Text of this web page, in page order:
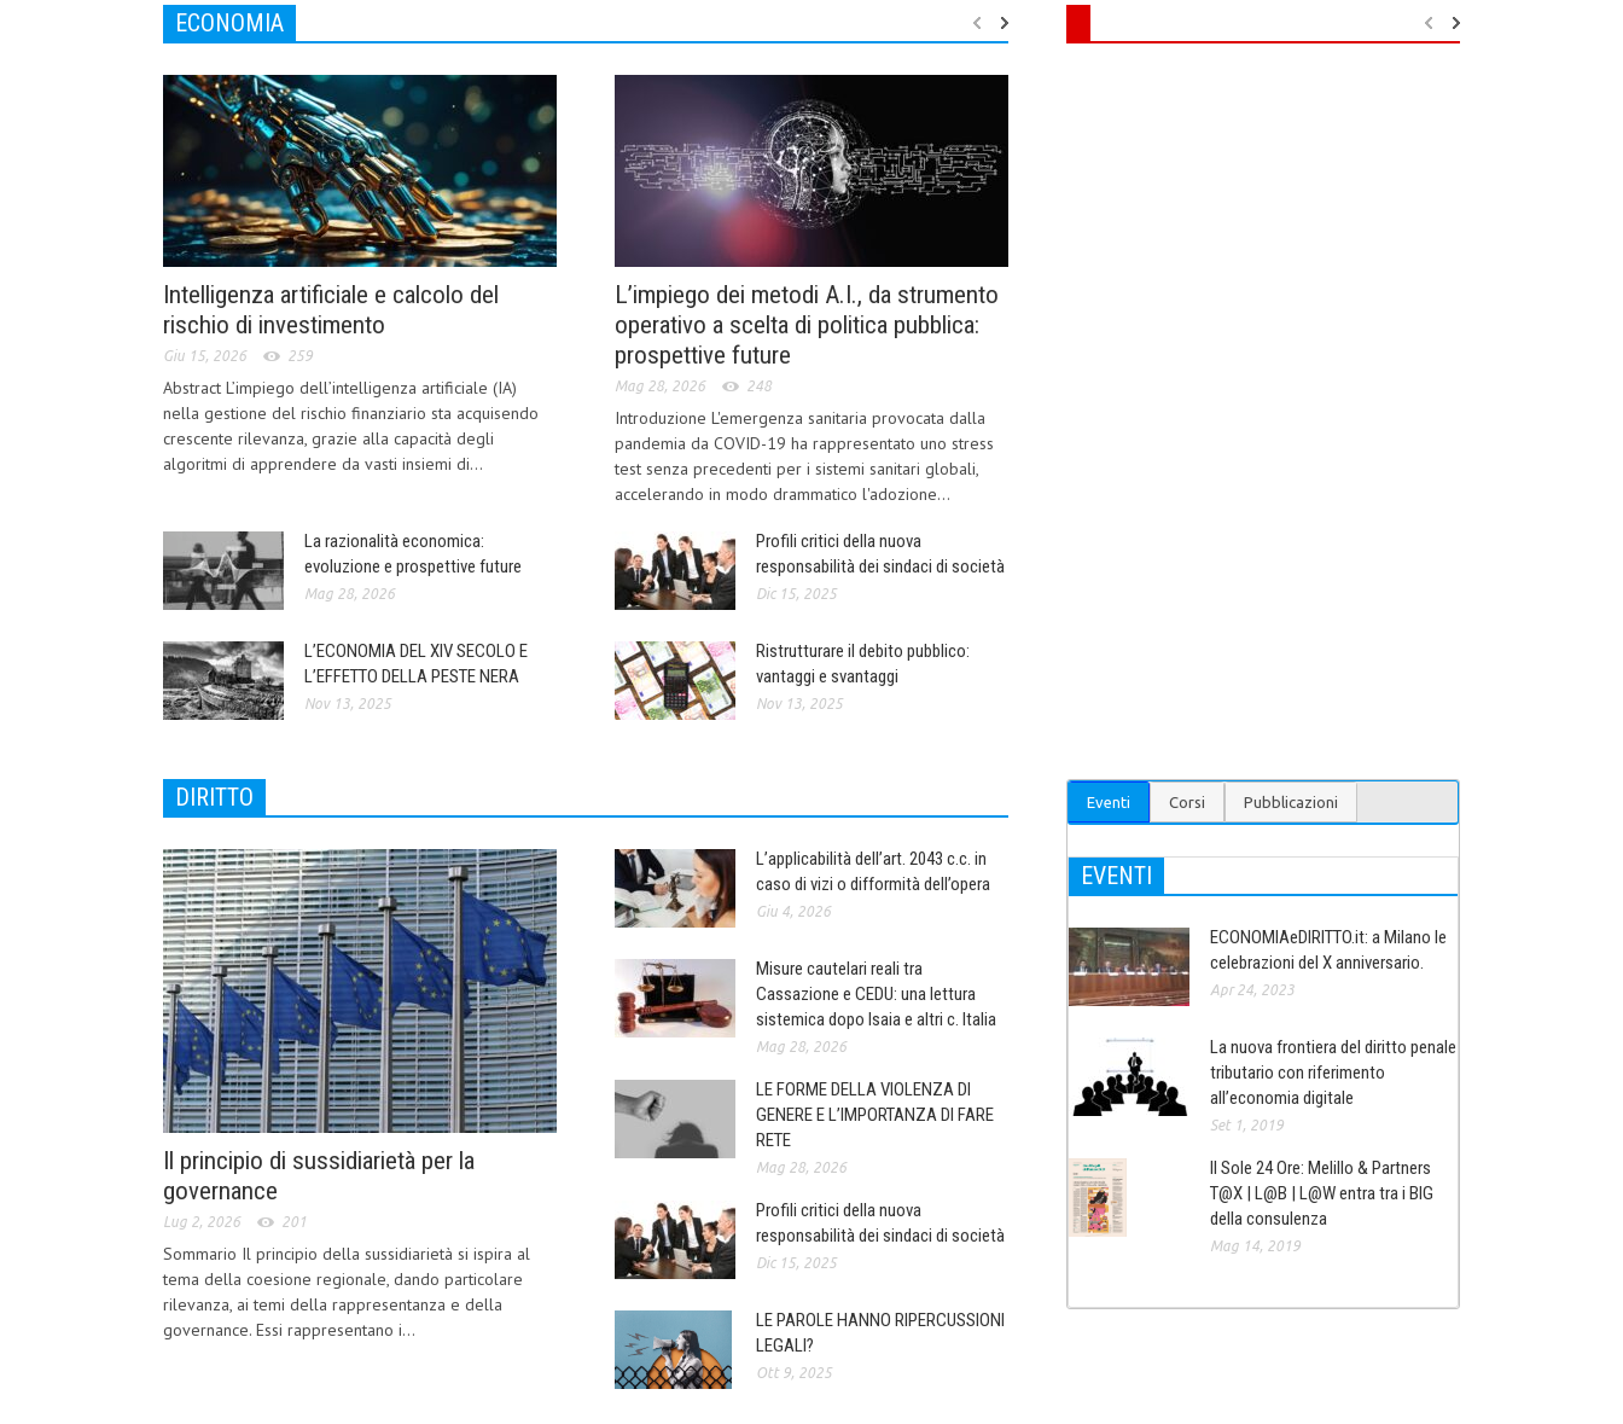
ECONOMIA
Intelligenza artificiale e calcolo del
rischio di investimento
Giu 15, 2026 259
Abstract L’impiego dell’intelligenza artificiale (IA)
nella gestione del rischio finanziario sta acquisendo
crescente rilevanza, grazie alla capacità degli
algoritmi di apprendere da vasti insiemi di...
L’impiego dei metodi A.I., da strumento
operativo a scelta di politica pubblica:
prospettive future
Mag 28, 2026 248
Introduzione L'emergenza sanitaria provocata dalla
pandemia da COVID-19 ha rappresentato uno stress
test senza precedenti per i sistemi sanitari globali,
accelerando in modo drammatico l'adozione...
La razionalità economica:
evoluzione e prospettive future
Mag 28, 2026
Profili critici della nuova
responsabilità dei sindaci di società
Dic 15, 2025
L’ECONOMIA DEL XIV SECOLO E
L’EFFETTO DELLA PESTE NERA
Nov 13, 2025
Ristrutturare il debito pubblico:
vantaggi e svantaggi
Nov 13, 2025
DIRITTO
Il principio di sussidiarietà per la
governance
Lug 2, 2026 201
Sommario Il principio della sussidiarietà si ispira al
tema della coesione regionale, dando particolare
rilevanza, ai temi della rappresentanza e della
governance. Essi rappresentano i...
L’applicabilità dell’art. 2043 c.c. in
caso di vizi o difformità dell’opera
Giu 4, 2026
Misure cautelari reali tra
Cassazione e CEDU: una lettura
sistemica dopo Isaia e altri c. Italia
Mag 28, 2026
LE FORME DELLA VIOLENZA DI
GENERE E L’IMPORTANZA DI FARE
RETE
Mag 28, 2026
Profili critici della nuova
responsabilità dei sindaci di società
Dic 15, 2025
LE PAROLE HANNO RIPERCUSSIONI
LEGALI?
Ott 9, 2025
Eventi Corsi Pubblicazioni
EVENTI
ECONOMIAeDIRITTO.it: a Milano le
celebrazioni del X anniversario.
Apr 24, 2023
La nuova frontiera del diritto penale
tributario con riferimento
all’economia digitale
Set 1, 2019
Il Sole 24 Ore: Melillo & Partners
T@X | L@B | L@W entra tra i BIG
della consulenza
Mag 14, 2019